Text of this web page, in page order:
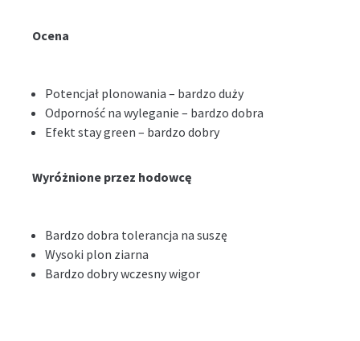
Ocena
Potencjał plonowania – bardzo duży
Odporność na wyleganie – bardzo dobra
Efekt stay green – bardzo dobry
Wyróżnione przez hodowcę
Bardzo dobra tolerancja na suszę
Wysoki plon ziarna
Bardzo dobry wczesny wigor